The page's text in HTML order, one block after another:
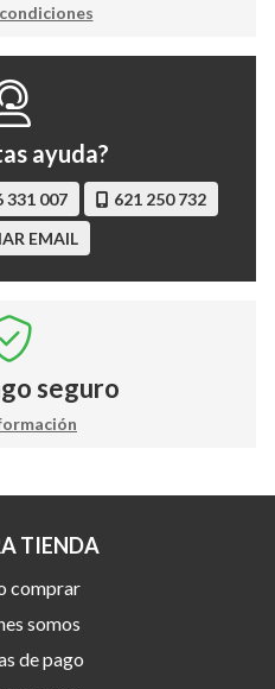
ayuda?
331 007
621 250 732
EMAIL
seguro
TIENDA
comprar
somos
de pago